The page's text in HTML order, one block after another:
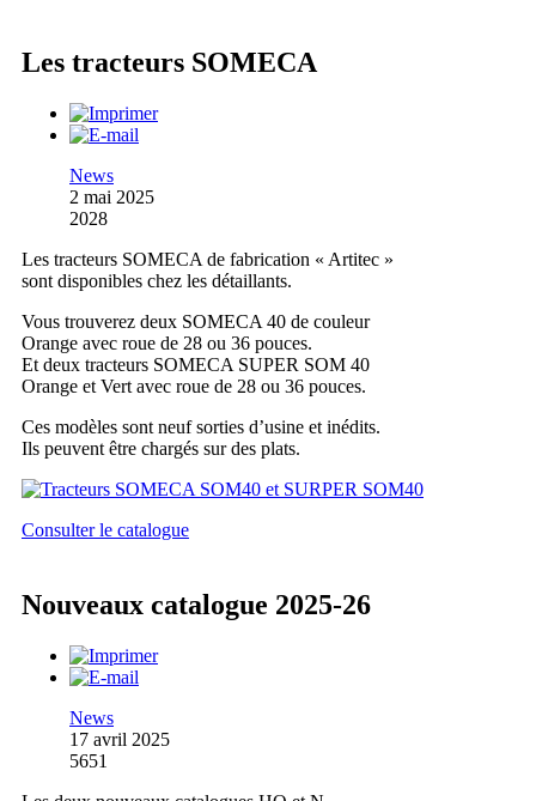
Les tracteurs SOMECA
News
2 mai 2025
2028
Les tracteurs SOMECA de fabrication « Artitec »
sont disponibles chez les détaillants.
Vous trouverez deux SOMECA 40 de couleur
Orange avec roue de 28 ou 36 pouces.
Et deux tracteurs SOMECA SUPER SOM 40
Orange et Vert avec roue de 28 ou 36 pouces.
Ces modèles sont neuf sorties d’usine et inédits.
Ils peuvent être chargés sur des plats.
Consulter le catalogue
Nouveaux catalogue 2025-26
News
17 avril 2025
5651